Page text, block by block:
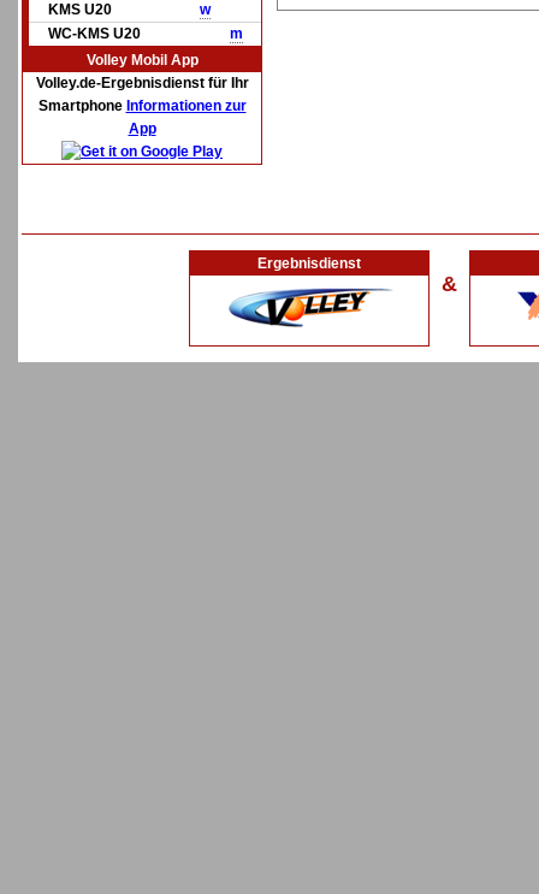
KMS U20
w
WC-KMS U20
m
Volley Mobil App
Volley.de-Ergebnisdienst für Ihr
Smartphone Informationen zur
App
Ergebnisdienst
&